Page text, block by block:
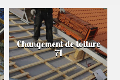
Changement de toiture
71